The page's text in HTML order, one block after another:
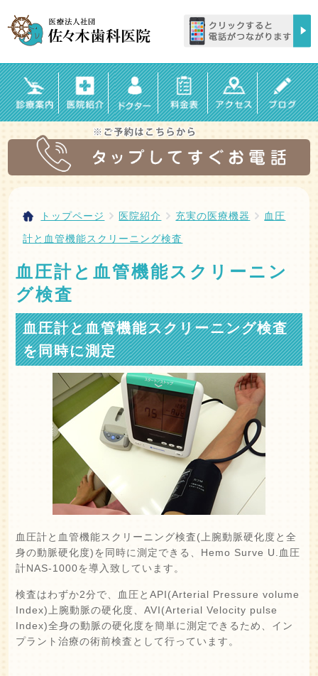
トップページ 医院紹介 充実の医療機器
血圧
計と血管機能スクリーニング検査
血圧計と血管機能スクリーニン
グ検査
血圧計と血管機能スクリーニング検査
を同時に測定
血圧計と血管機能スクリーニング検査(上腕動脈硬化度と全
身の動脈硬化度)を同時に測定できる、Hemo Surve U.血圧
計NAS‐1000を導入致しています。
検査はわずか2分で、血圧とAPI(Arterial Pressure volume
Index)上腕動脈の硬化度、AVI(Arterial Velocity pulse
Index)全身の動脈の硬化度を簡単に測定できるため、イン
プラント治療の術前検査として行っています。